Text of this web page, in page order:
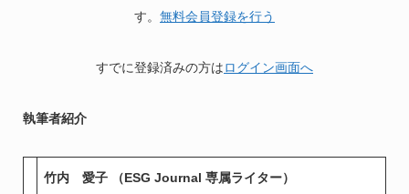
す。 無料会員登録を行う
すでに登録済みの方はログイン画面へ
執筆者紹介
竹内 愛子 （ESG Journal 専属ライター）